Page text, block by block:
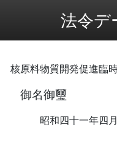
法令デ
核原料物質開発促進臨
御名御璽
昭和四十一年四